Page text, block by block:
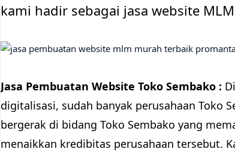
kami hadir sebagai jasa website
Jasa Pembuatan Website Toko Sembako :
digitalisasi, sudah banyak perusahaan Toko
bergerak di bidang Toko Sembako yang
menaikkan kredibitas perusahaan tersebut.